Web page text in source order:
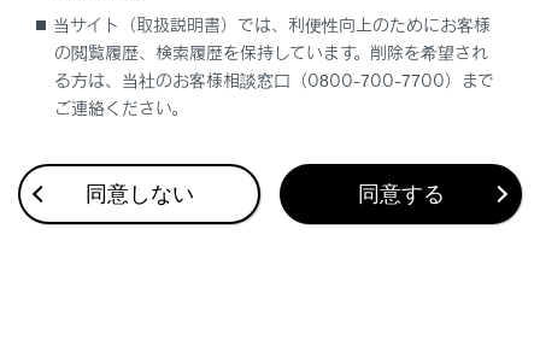
電子キーの電池交換
ボンネット
このページは役に立ちましたか？
当サイト（取扱説明書）では、利便性向上のためにお客様
の閲覧履歴、検索履歴を保持しています。削除を希望され
る方は、当社のお客様相談窓口（0800-700-7700）まで
ご連絡ください。
同意しない 同意する